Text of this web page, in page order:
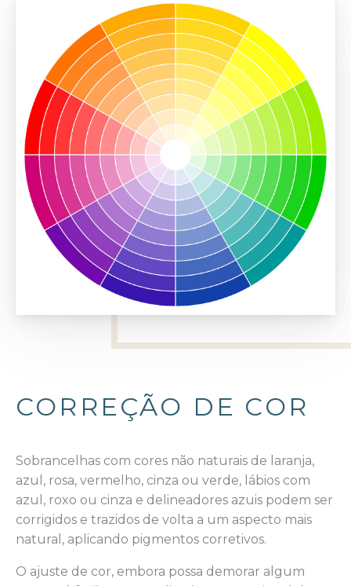
CORREÇÃO DE COR
Sobrancelhas com cores não naturais de laranja,
azul, rosa, vermelho, cinza ou verde, lábios com
azul, roxo ou cinza e delineadores azuis podem ser
corrigidos e trazidos de volta a um aspecto mais
natural, aplicando pigmentos corretivos.
O ajuste de cor, embora possa demorar algum